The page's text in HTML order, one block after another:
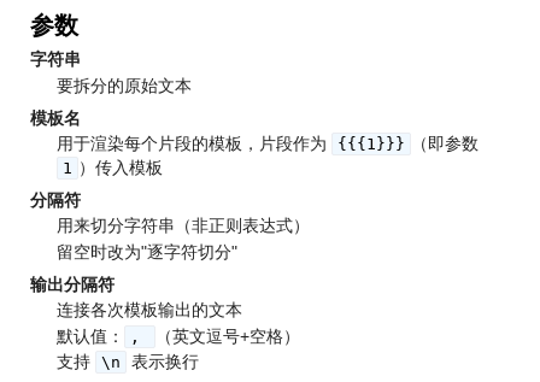
参数
字符串
要拆分的原始文本
模板名
用于渲染每个片段的模板，片段作为
{{{1}}} （即参数
1 ）传入模板
分隔符
用来切分字符串（非正则表达式）
留空时改为"逐字符切分"
输出分隔符
连接各次模板输出的文本
默认值：
,
（英文逗号+空格）
支持
\n 表示换行